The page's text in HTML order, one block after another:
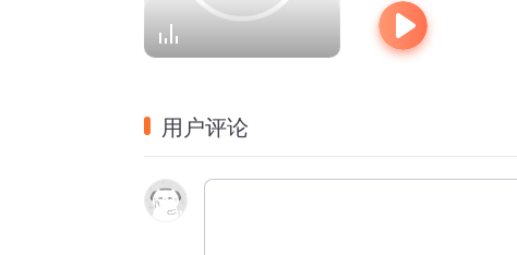
用户评论